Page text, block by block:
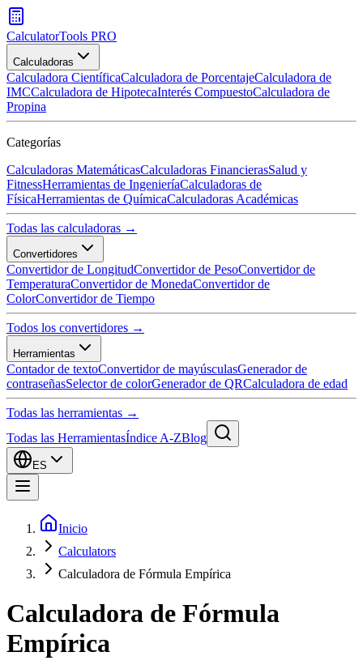
CalculatorTools PRO
Calculadoras
Calculadora CientíficaCalculadora de PorcentajeCalculadora de
IMCCalculadora de HipotecaInterés CompuestoCalculadora de
Propina
Categorías
Calculadoras MatemáticasCalculadoras FinancierasSalud y
FitnessHerramientas de IngenieríaCalculadoras de
FísicaHerramientas de QuímicaCalculadoras Académicas
Todas las calculadoras →
Convertidores
Convertidor de LongitudConvertidor de PesoConvertidor de
TemperaturaConvertidor de MonedaConvertidor de
ColorConvertidor de Tiempo
Todos los convertidores →
Herramientas
Contador de textoConvertidor de mayúsculasGenerador de
contraseñasSelector de colorGenerador de QRCalculadora de edad
Todas las herramientas →
Todas las HerramientasÍndice A-ZBlog
ES
Inicio
Calculators
Calculadora de Fórmula Empírica
Calculadora de Fórmula
Empírica